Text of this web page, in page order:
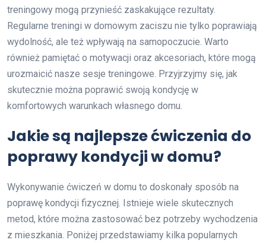
treningowy mogą przynieść zaskakujące rezultaty.
Regularne treningi w domowym zaciszu nie tylko poprawiają
wydolność, ale też wpływają na samopoczucie. Warto
również pamiętać o motywacji oraz akcesoriach, które mogą
urozmaicić nasze sesje treningowe. Przyjrzyjmy się, jak
skutecznie można poprawić swoją kondycję w
komfortowych warunkach własnego domu.
Jakie są najlepsze ćwiczenia do
poprawy kondycji w domu?
Wykonywanie ćwiczeń w domu to doskonały sposób na
poprawę kondycji fizycznej. Istnieje wiele skutecznych
metod, które można zastosować bez potrzeby wychodzenia
z mieszkania. Poniżej przedstawiamy kilka popularnych